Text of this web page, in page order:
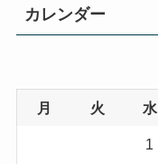
カレンダー
月 火 水
1